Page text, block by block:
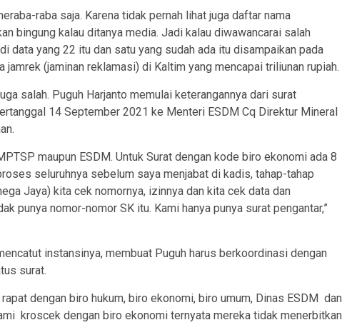
raba saja. Karena tidak pernah lihat juga daftar nama
bingung kalau ditanya media. Jadi kalau diwawancarai salah
data yang 22 itu dan satu yang sudah ada itu disampaikan pada
(jaminan reklamasi) di Kaltim yang mencapai triliunan rupiah.
salah. Puguh Harjanto memulai keterangannya dari surat
14 September 2021 ke Menteri ESDM Cq Direktur Mineral
maupun ESDM. Untuk Surat dengan kode biro ekonomi ada 8
seluruhnya sebelum saya menjabat di kadis, tahap-tahap
Jaya) kita cek nomornya, izinnya dan kita cek data dan
punya nomor-nomor SK itu. Kami hanya punya surat pengantar,”
instansinya, membuat Puguh harus berkoordinasi dengan
surat.
dengan biro hukum, biro ekonomi, biro umum, Dinas ESDM dan
kroscek dengan biro ekonomi ternyata mereka tidak menerbitkan